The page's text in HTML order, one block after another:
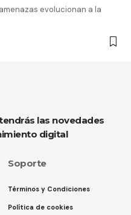
evolucionan a la
digital
Soporte
Términos y Condiciones
Política de cookies